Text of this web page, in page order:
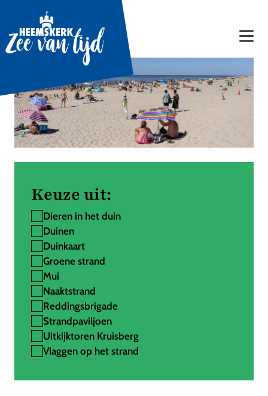
Keuze uit:
Dieren in het duin
Duinen
Duinkaart
Groene strand
Mui
Naaktstrand
Reddingsbrigade
Strandpaviljoen
Uitkijktoren Kruisberg
Vlaggen op het strand